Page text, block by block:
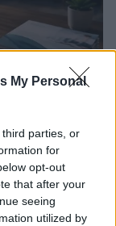
My Personal
parties, or
for
opt-out
that after your
seeing
utilized by
ecco le